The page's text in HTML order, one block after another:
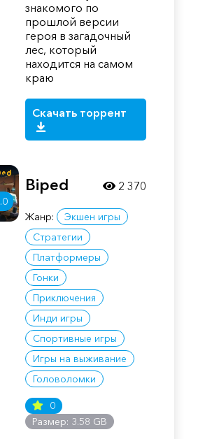
знакомого по
прошлой версии
героя в загадочный
лес, который
находится на самом
краю
Скачать торрент
Biped
Жанр:
Экшен игры
Стратегии
Платформеры
Гонки
Приключения
Инди игры
Спортивные игры
Игры на выживание
Головоломки
0
Размер: 3.58 GB
2 370